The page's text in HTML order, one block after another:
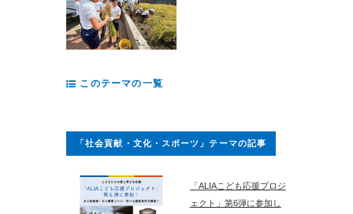
このテーマの一覧
「社会貢献・文化・スポーツ」テーマの記事
「ALIAこども応援プロジ
ェクト」第6弾に参加し